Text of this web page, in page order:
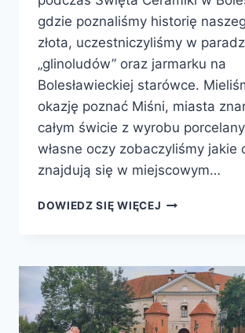
gdzie poznaliśmy historię
złota, uczestniczyliśmy w
„glinoludów” oraz jarmarku na
Bolesławieckiej starówce.
okazję poznać Miśni, miasta
całym świcie z wyrobu
własne oczy zobaczyliśmy jakie
znajdują się w miejscowym…
DOWIEDZ SIĘ WIĘCEJ